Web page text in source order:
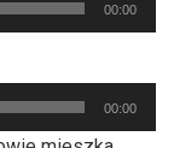
00:00
00:00